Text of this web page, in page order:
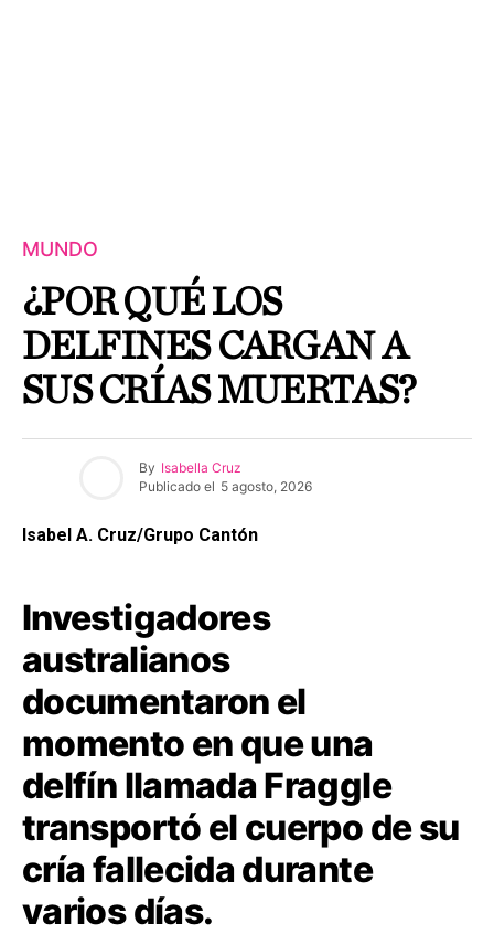
MUNDO
¿POR QUÉ LOS
DELFINES CARGAN A
SUS CRÍAS MUERTAS?
By Isabella Cruz
Publicado el 5 agosto, 2026
Isabel A. Cruz/Grupo Cantón
Investigadores
australianos
documentaron el
momento en que una
delfín llamada Fraggle
transportó el cuerpo de su
cría fallecida durante
varios días.